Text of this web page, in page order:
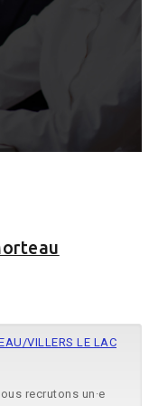
VILLERS LE LAC
recrutons un·e